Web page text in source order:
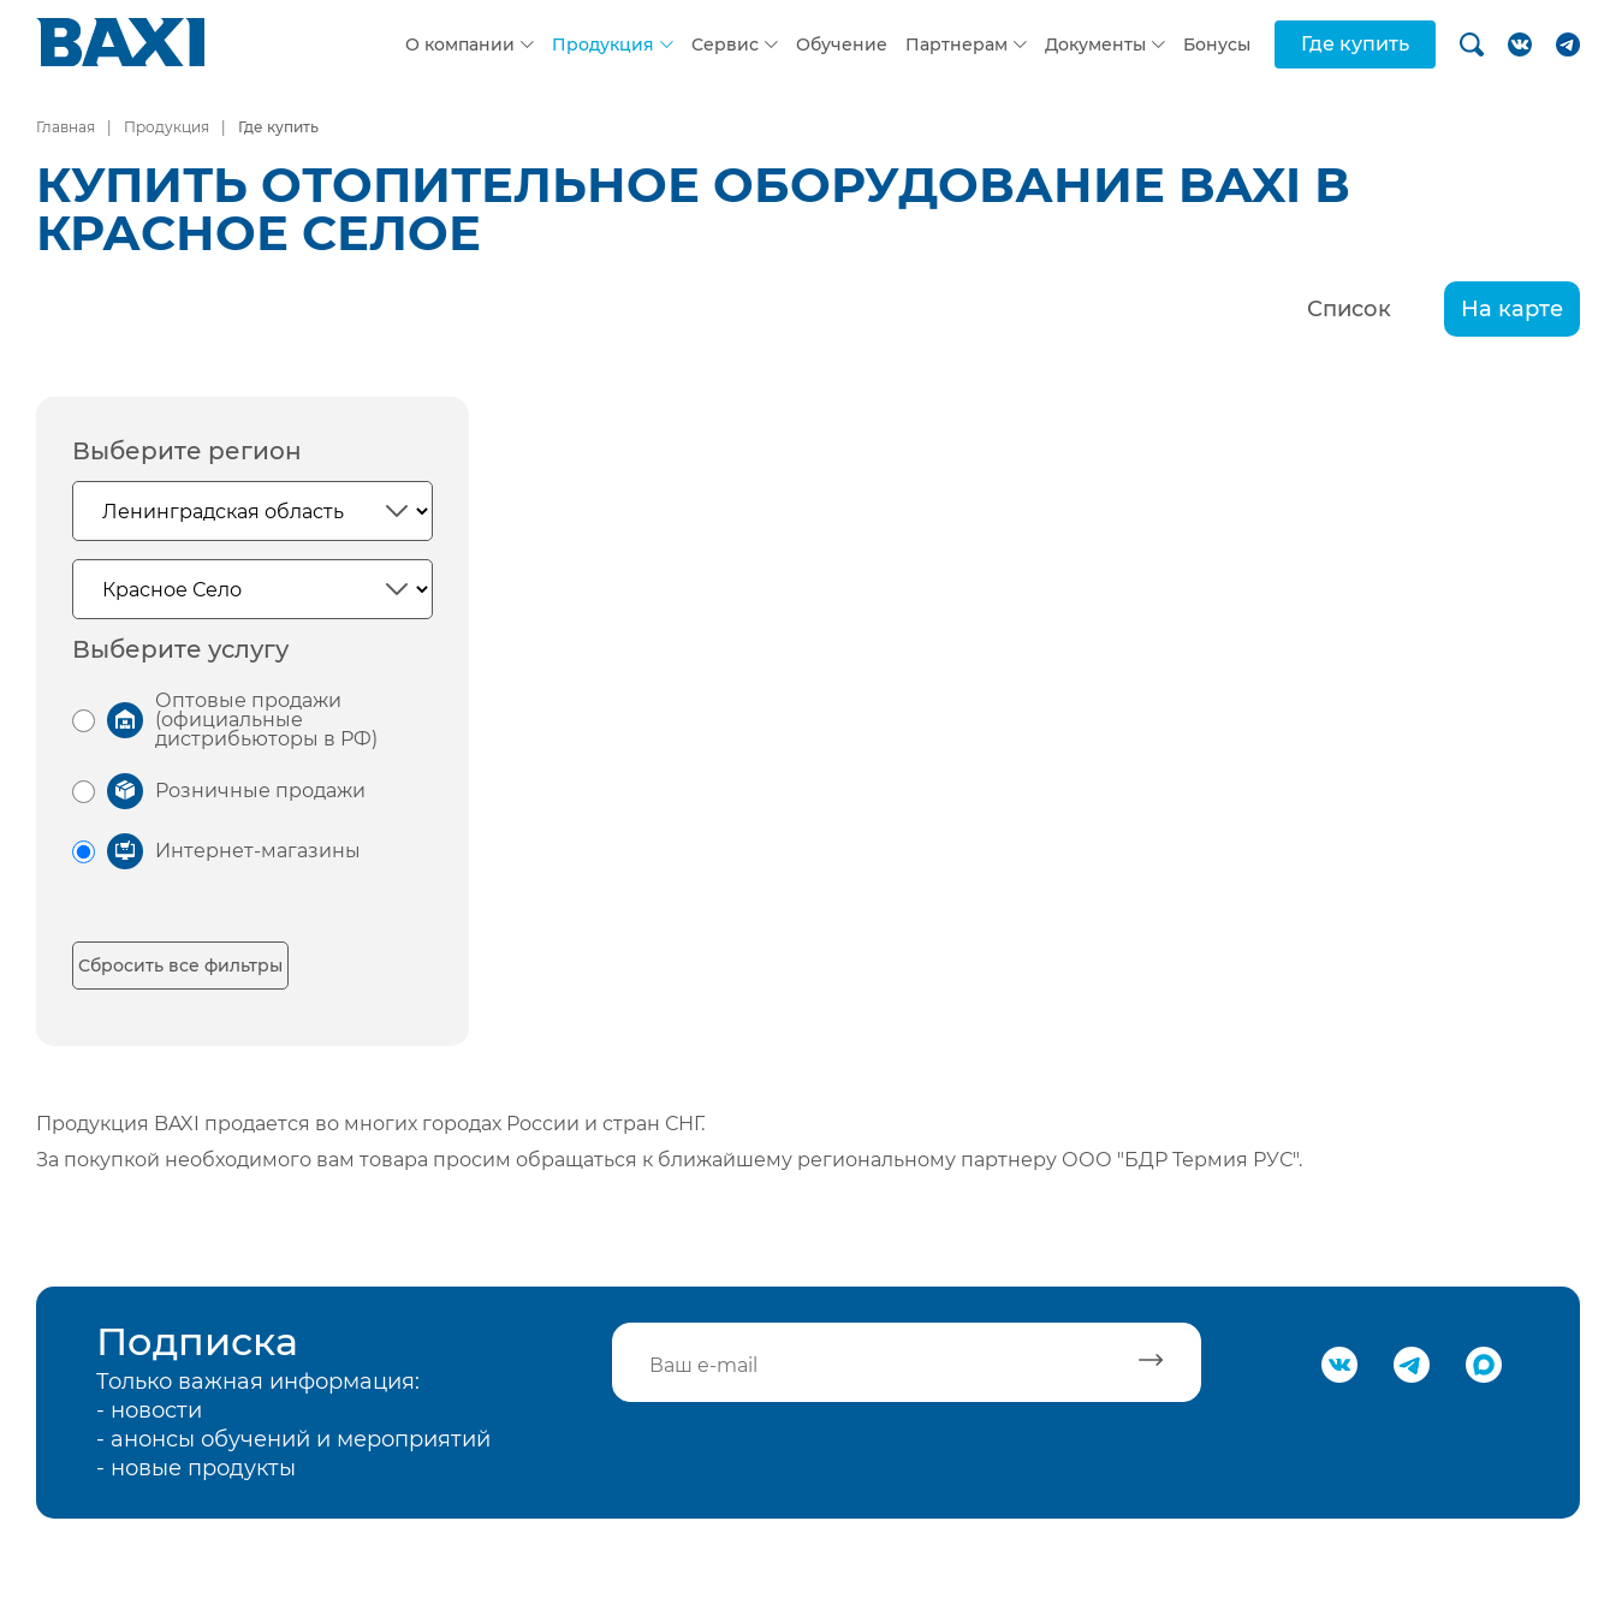
О компании Продукция Сервис Обучение Партнерам Документы Бонусы Где купить
Главная Продукция Где купить
КУПИТЬ ОТОПИТЕЛЬНОЕ ОБОРУДОВАНИЕ BAXI В
КРАСНОЕ СЕЛОЕ
Список На карте
Выберите регион
Выберите услугу
Оптовые продажи
(официальные
дистрибьюторы в РФ)
Розничные продажи
Интернет-магазины
Сбросить все фильтры
Продукция BAXI продается во многих городах России и стран СНГ.
За покупкой необходимого вам товара просим обращаться к ближайшему региональному партнеру ООО "БДР Термия РУС".
Подписка
Только важная информация:
- новости
- анонсы обучений и мероприятий
- новые продукты